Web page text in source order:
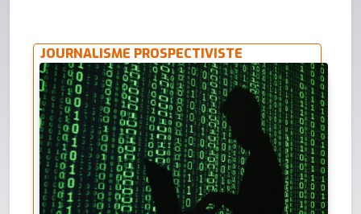
JOURNALISME PROSPECTIVISTE